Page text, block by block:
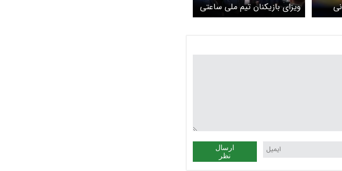
ویزای بازیکنان تیم ملی ساعتی
است
ارسال
نظر